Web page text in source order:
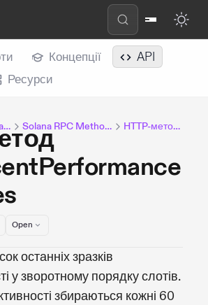
Концепції
API
Ресурси
Документація Solana Solana RPC Methods HTTP-методи
Open
останніх зразків
у зворотному порядку слотів.
збираються кожні 60